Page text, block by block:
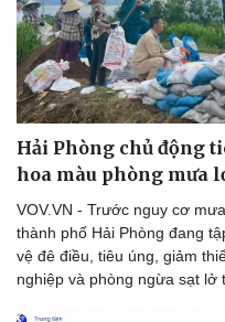
Hải Phòng chủ động
hoa màu phòng mưa
VOV.VN - Trước nguy cơ
thành phố Hải Phòng đang
vệ đê điều, tiêu úng, giảm
nghiệp và phòng ngừa sạt lở